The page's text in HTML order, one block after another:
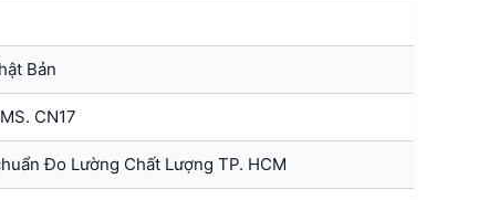
Bản
CN17
Đo Lường Chất Lượng TP. HCM